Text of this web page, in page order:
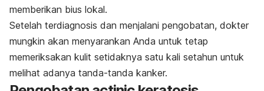
memberikan bius lokal.
Setelah terdiagnosis dan menjalani pengobatan, dokter
mungkin akan menyarankan Anda untuk tetap
memeriksakan kulit setidaknya satu kali setahun untuk
melihat adanya tanda-tanda kanker.